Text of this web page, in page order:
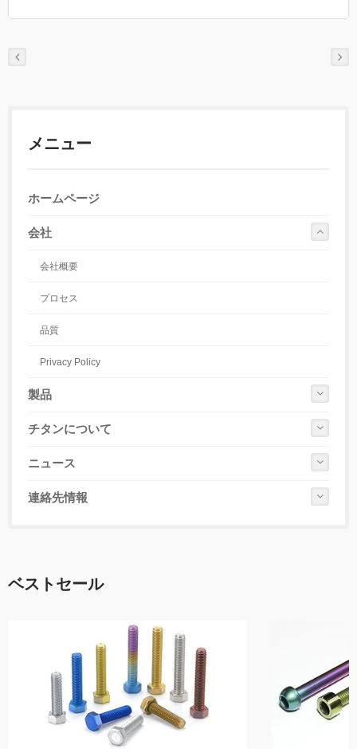
メニュー
ホームページ
会社
会社概要
プロセス
品質
Privacy Policy
製品
チタンについて
ニュース
連絡先情報
ベストセール